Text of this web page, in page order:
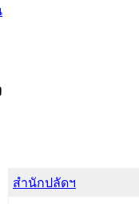
สำนักปลัดฯ